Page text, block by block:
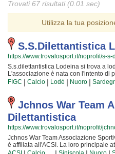
Trovati 67 risultati (0.01 sec)
Utilizza la tua
S.s.dilettantistica
https://www.trovalosport.it/noprofit/s-
S.s.dilettantistica Lodeina si trova a
L'associazione è nata con l'intento di
corsi rivolti a bambini e ragazzi.
comunità di lodè e al loro interno
ragazzi che hanno imparato i valori
del lavoro di squadra. I loro istruttori
qualificati della zona e sono
dei bambini che iniziano a giocare e
livelli di eccellenza. Per questo motivo
contenta di accogliere anche tuo
possa raggiungere il successo che
un sacco di nuovi amici. Gli
seguono l'andamento del calendario
FIGC | Calcio | Lodè | Nuoro |
Jchnos War Team
Dilettantistica
https://www.trovalosport.it/noprofit/
Jchnos War Team Associazione
è affiliata all'ACSI. La loro principale
proponendo gare sul territorio e corsi